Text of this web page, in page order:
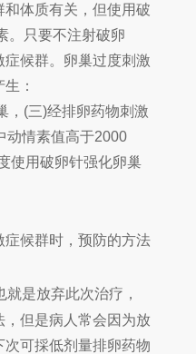
体质有关，但使用破
。只要不注射破卵
候群。卵巢过度刺激
：
， (三)经排卵药物刺激
动情素值高于2000
使用破卵针强化卵巢
症候群时，预防的方法
是放弃此次治疗，
但是病人常会因为放
可採低剂量排卵药物